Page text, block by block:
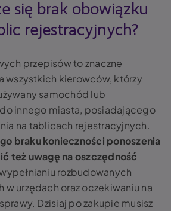
się brak obowiązku
rejestracyjnych?
przepisów to znaczne
wszystkich kierowców, którzy
samochód lub
innego miasta, posiadającego
na tablicach rejestracyjnych.
braku konieczności ponoszenia
też uwagę na oszczędność
rozbudowanych
w urzędach oraz oczekiwaniu na
Dzisiaj po zakupie musisz